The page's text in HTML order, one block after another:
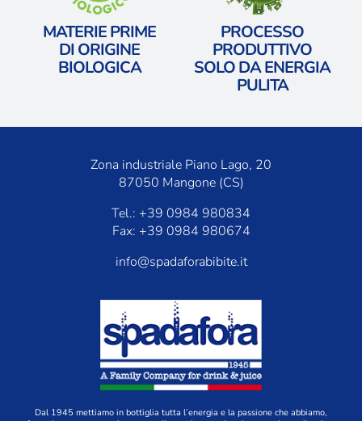
MATERIE PRIME
​DI ORIGINE
BIOLOGICA
PROCESSO
PRODUTTIVO
​SOLO DA ENERGIA
PULITA
Zona industriale Piano Lago, 20
87050 Mangone (CS)
Tel.: +39 0984 980834
Fax: +39 0984 980674
info@spadaforabibite.it
Dal 1945 mettiamo in bottiglia tutta l’energia e la passione che abbiamo,